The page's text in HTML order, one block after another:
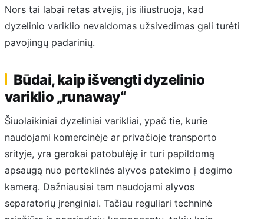
Nors tai labai retas atvejis, jis iliustruoja, kad
dyzelinio variklio nevaldomas užsivedimas gali turėti
pavojingų padarinių.
Būdai, kaip išvengti dyzelinio
variklio „runaway“
Šiuolaikiniai dyzeliniai varikliai, ypač tie, kurie
naudojami komercinėje ar privačioje transporto
srityje, yra gerokai patobulėję ir turi papildomą
apsaugą nuo perteklinės alyvos patekimo į degimo
kamerą. Dažniausiai tam naudojami alyvos
separatorių įrenginiai. Tačiau reguliari techninė